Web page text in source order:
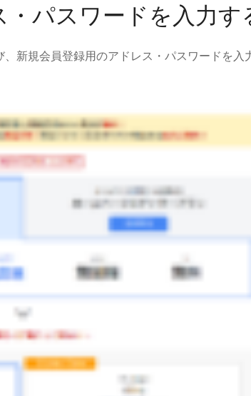
パスワードを入力す
新規会員登録用のアドレス・パスワードを入